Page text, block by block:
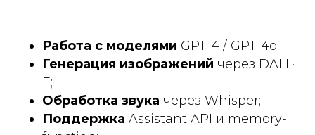
Работа с моделями GPT-4 / GPT-4o;
Генерация изображений через DALL·
E;
Обработка звука через Whisper;
Поддержка Assistant API и memory-